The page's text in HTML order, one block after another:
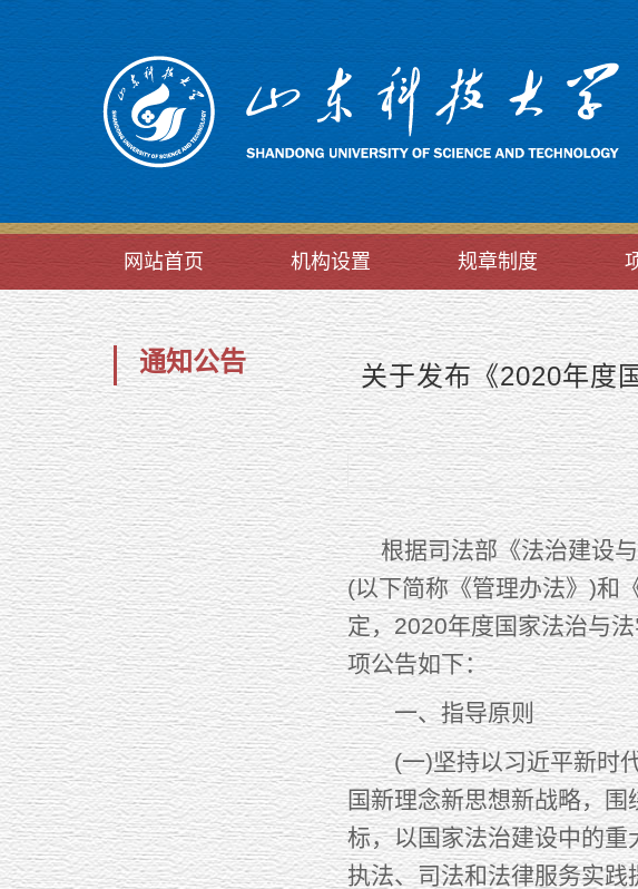
网站首页 机构设置 规章制度
通知公告
关于发布《2020年度
根据司法部《法治建设与
(以下简称《管理办法》)和
定，2020年度国家法治与
项公告如下：
一、指导原则
(一)坚持以习近平新时代
国新理念新思想新战略，
标，以国家法治建设中的
执法、司法和法律服务实践